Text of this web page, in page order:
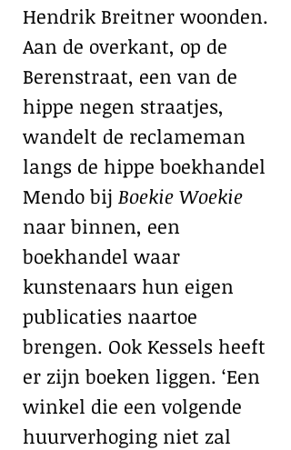
Hendrik Breitner woonden.
Aan de overkant, op de
Berenstraat, een van de
hippe negen straatjes,
wandelt de reclameman
langs de hippe boekhandel
Mendo bij Boekie Woekie
naar binnen, een
boekhandel waar
kunstenaars hun eigen
publicaties naartoe
brengen. Ook Kessels heeft
er zijn boeken liggen. ‘Een
winkel die een volgende
huurverhoging niet zal